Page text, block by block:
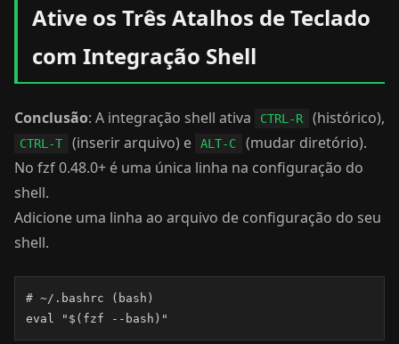
Ative os Três Atalhos de Teclado
com Integração Shell
Conclusão: A integração shell ativa CTRL-R (histórico),
CTRL-T (inserir arquivo) e ALT-C
(mudar diretório).
No fzf 0.48.0+ é uma única linha na configuração do
shell.
Adicione uma linha ao arquivo de configuração do seu
shell.
# ~/.bashrc (bash)
eval "$(fzf --bash)"